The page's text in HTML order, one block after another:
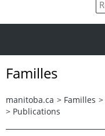
Familles
manitoba.ca > Familles >
> Publications